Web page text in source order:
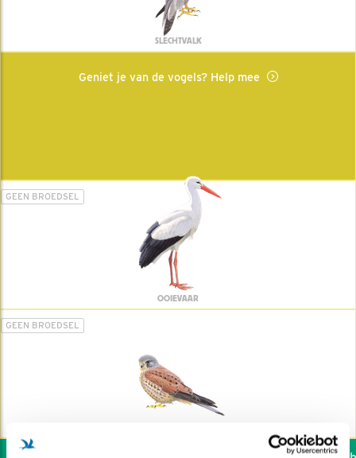
SLECHTVALK
Geniet je van de vogels? Help mee
GEEN BROEDSEL
OOIEVAAR
GEEN BROEDSEL